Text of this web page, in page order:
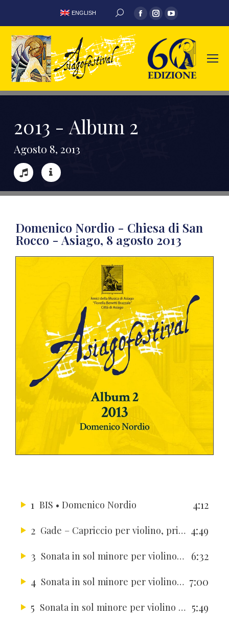
ENGLISH
2013 - Album 2
Agosto 8, 2013
Domenico Nordio - Chiesa di San
Rocco - Asiago, 8 agosto 2013
1 BIS • Domenico Nordio
4:12
2
Gade – Capriccio per violino, prima esecuzione assoluta 4:49
3
Sonata in sol minore per violino solo, BB 124 – Presto 6:32
4
Sonata in sol minore per violino solo, BB 124 – Melodia (Adagio) 7:00
5
Sonata in sol minore per violino solo, BB 124 – Fuga (Risoluto, non troppo vivo) 5:49